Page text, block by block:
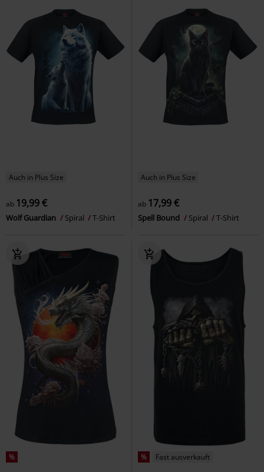
Auch in Plus Size
ab 19,99 €
Wolf Guardian Spiral T-Shirt
Auch in Plus Size
ab 17,99 €
Spell Bound Spiral T-Shirt
% % Fast ausverkauft